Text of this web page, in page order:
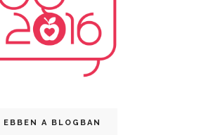
EBBEN A BLOGBAN